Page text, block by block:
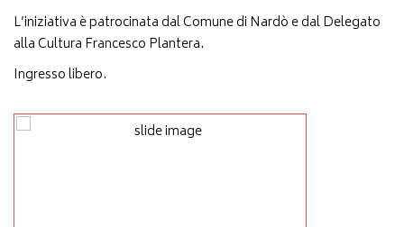
L’iniziativa è patrocinata dal Comune di Nardò e dal Delegato
alla Cultura Francesco Plantera.
Ingresso libero.